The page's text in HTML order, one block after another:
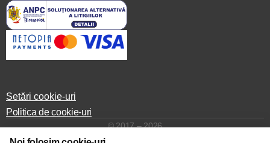
Setări cookie-uri
Politica de cookie-uri
© 2017 – 2026